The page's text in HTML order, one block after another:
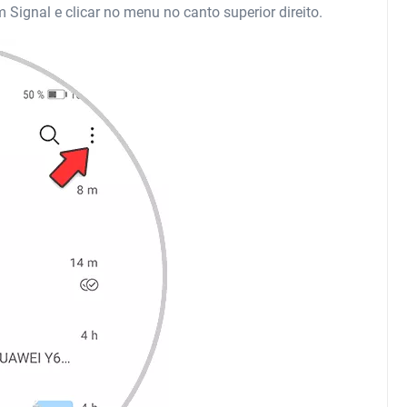
Signal e clicar no menu no canto superior direito.